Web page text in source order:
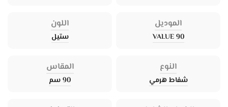
الموديل
VALUE 90
اللون
ستيل
النوع
شفاط هرمي
المقاس
90 سم